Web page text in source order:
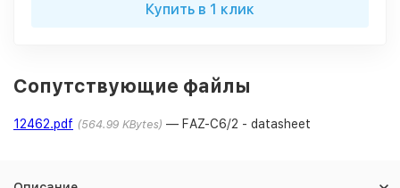
Купить в 1 клик
Сопутствующие файлы
12462.pdf 564.99 KBytes FAZ-C6/2 - datasheet